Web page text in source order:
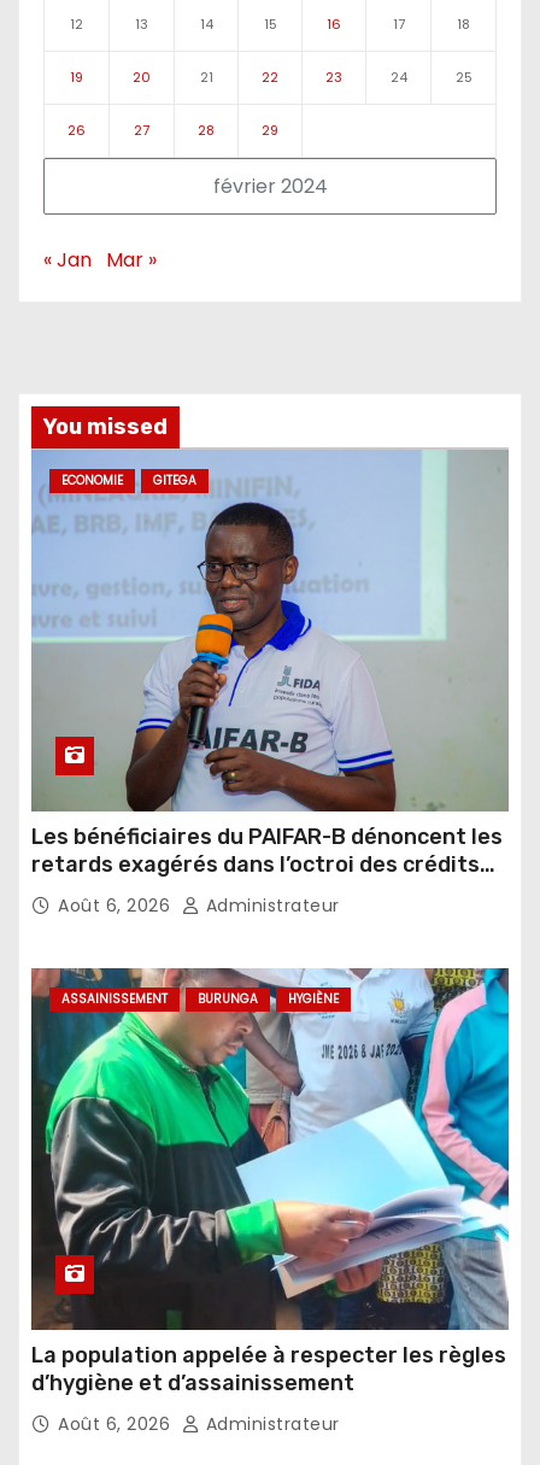
février 2024
12 13 14 15 16 17 18
19 20 21 22 23 24 25
26 27 28 29
« Jan Mar »
You missed
ECONOMIE GITEGA
Les bénéficiaires du PAIFAR-B dénoncent les
retards exagérés dans l’octroi des crédits
agricoles
Août 6, 2026 Administrateur
ASSAINISSEMENT BURUNGA HYGIÈNE
La population appelée à respecter les règles
d’hygiène et d’assainissement
Août 6, 2026 Administrateur